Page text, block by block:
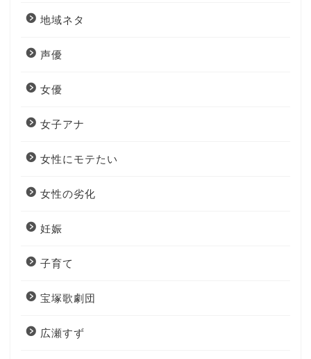
地域ネタ
声優
女優
女子アナ
女性にモテたい
女性の劣化
妊娠
子育て
宝塚歌劇団
広瀬すず